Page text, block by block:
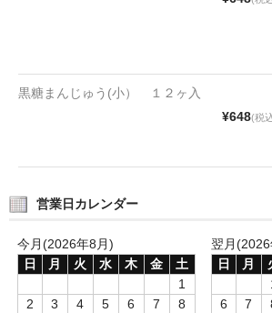
会社情報
お問合せ
送料のご案内
黒糖まんじゅう(小） １２ヶ入
¥648(税
営業日カレンダー
今月(2026年8月)
日
月 火 水 木 金
土
1
2
3 4 5 6 7
8
翌月
日
月
6
7